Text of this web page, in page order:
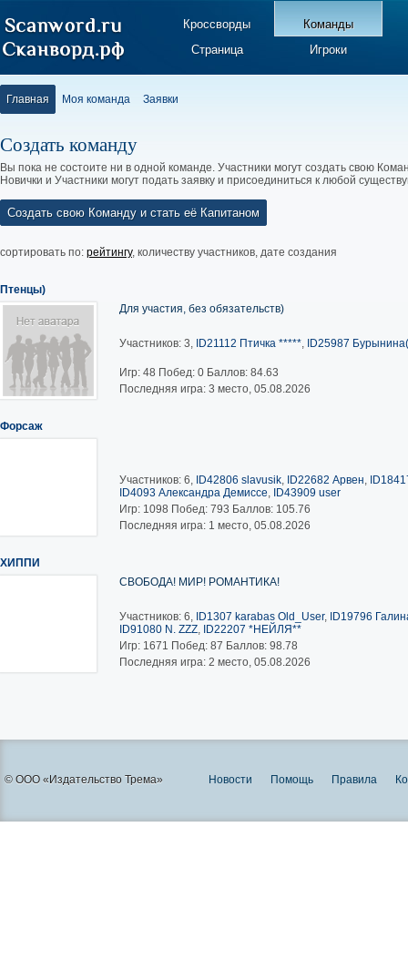
Кроссворды
Команды
Страница
Игроки
Главная Моя команда Заявки
Создать команду
Вы пока не состоите ни в одной команде. Участники могут создать свою
Новички и Участники могут подать заявку и присоединиться к любой
Создать свою Команду и стать её Капитаном
сортировать по: рейтингу, количеству участников, дате создания
Птенцы)
Для участия, без обязательств)
Участников: 3, ID21112 Птичка *****, ID25987
Игр: 48 Побед: 0 Баллов: 84.63
Последняя игра: 3 место, 05.08.2026
Форсаж
Участников: 6, ID42806 slavusik, ID22682 Арвен,
ID4093 Александра Демиссе, ID43909 user
Игр: 1098 Побед: 793 Баллов: 105.76
Последняя игра: 1 место, 05.08.2026
ХИППИ
СВОБОДА! МИР! РОМАНТИКА!
Участников: 6, ID1307 karabas Old_User, ID19796
ID91080 N. ZZZ, ID22207 *НЕЙЛЯ**
Игр: 1671 Побед: 87 Баллов: 98.78
Последняя игра: 2 место, 05.08.2026
© ООО «Издательство Трема» Новости Помощь Правила